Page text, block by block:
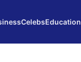
CelebsEducation